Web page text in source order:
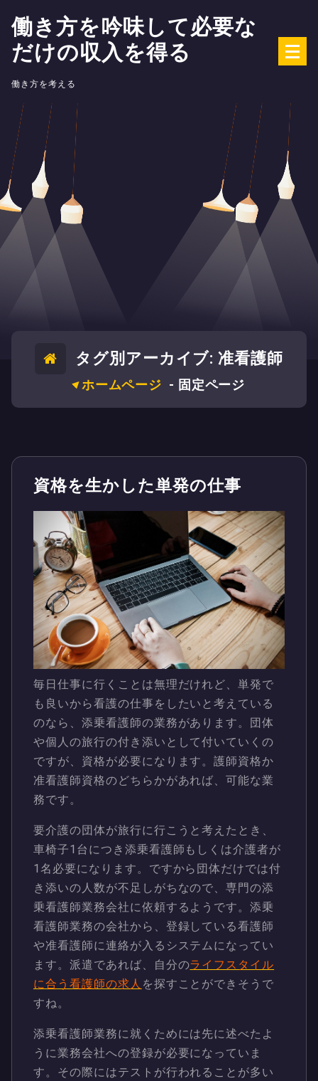
ン
プ
働き方を吟味して必要な
だけの収入を得る
働き方を考える
タグ別アーカイブ: 准看護師
ホームページ - 固定ページ
資格を生かした単発の仕事
毎日仕事に行くことは無理だけれど、単発で
も良いから看護の仕事をしたいと考えている
のなら、添乗看護師の業務があります。団体
や個人の旅行の付き添いとして付いていくの
ですが、資格が必要になります。護師資格か
准看護師資格のどちらかがあれば、可能な業
務です。
要介護の団体が旅行に行こうと考えたとき、
車椅子1台につき添乗看護師もしくは介護者が
1名必要になります。ですから団体だけでは付
き添いの人数が不足しがちなので、専門の添
乗看護師業務会社に依頼するようです。添乗
看護師業務の会社から、登録している看護師
や准看護師に連絡が入るシステムになってい
ます。派遣であれば、自分のライフスタイル
に合う看護師の求人 を探すことができそうで
すね。
添乗看護師業務に就くためには先に述べたよ
うに業務会社への登録が必要になっていま
す。その際にはテストが行われることが多い